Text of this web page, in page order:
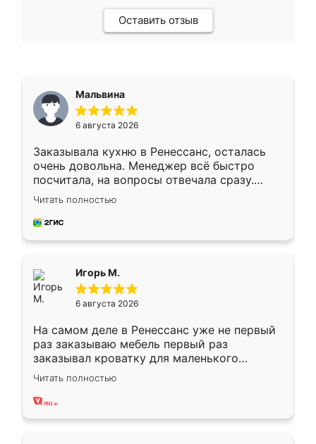
Оставить отзыв
Мальвина
6 августа 2026
Заказывала кухню в Ренессанс, осталась
очень довольна. Менеджер всё быстро
посчитала, на вопросы отвечала сразу.
Замерщик приехал в субботу, подошёл к
делу со всей ответственностью. Собрали
за день, ребята работали аккуратно, даже
Читать полностью
Игорь М.
6 августа 2026
На самом деле в Ренессанс уже не первый
раз заказываю мебель первый раз
заказывал кроватку для маленького
ребёнка при его рождении ,во второй раз
заказал шкаф-купе. По качеству очень
хорошее сборка достаточно быстрая,
Читать полностью